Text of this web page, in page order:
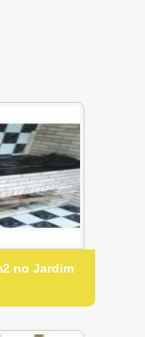
no Jardim